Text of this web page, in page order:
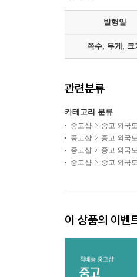
발행일
쪽수, 무게, 크
관련분류
카테고리 분류
중고샵 중고 외국
중고샵
중고 외국
중고샵
중고 외국
중고샵
중고 외국
이 상품의 이벤